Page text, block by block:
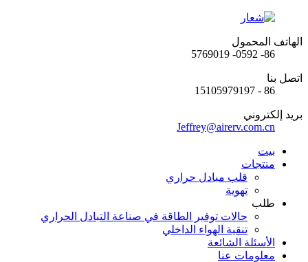
الهاتف المحمول
86- 0592- 5769019
اتصل بنا
86 - 15105979197
بريد إلكتروني
Jeffrey@airerv.com.cn
بيت
منتجات
قلب مبادل حراري
تهوية
طلب
حالات توفير الطاقة في صناعة التبادل الحراري
تنقية الهواء الداخلي
الأسئلة الشائعة
معلومات عنا